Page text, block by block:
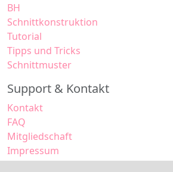
BH
Schnittkonstruktion
Tutorial
Tipps und Tricks
Schnittmuster
Support & Kontakt
Kontakt
FAQ
Mitgliedschaft
Impressum
Datenschutz